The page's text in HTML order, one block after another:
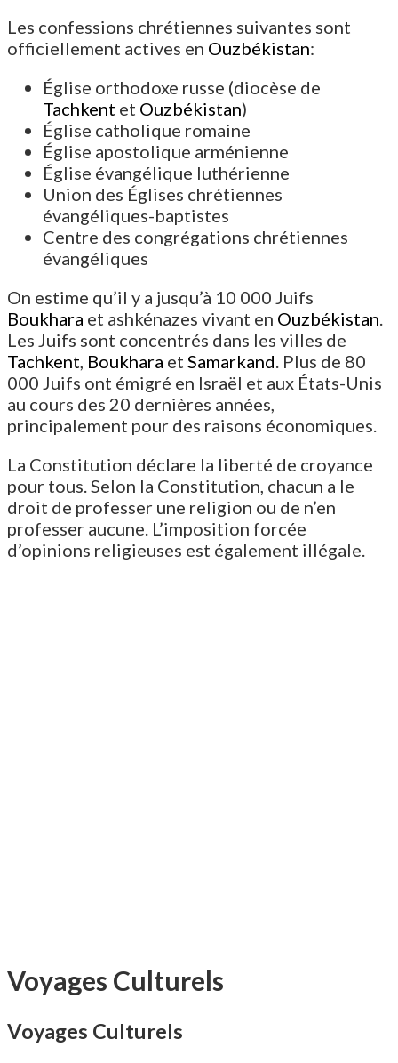
Les confessions chrétiennes suivantes sont
officiellement actives en Ouzbékistan:
Église orthodoxe russe (diocèse de
Tachkent et Ouzbékistan)
Église catholique romaine
Église apostolique arménienne
Église évangélique luthérienne
Union des Églises chrétiennes
évangéliques-baptistes
Centre des congrégations chrétiennes
évangéliques
On estime qu’il y a jusqu’à 10 000 Juifs
Boukhara et ashkénazes vivant en Ouzbékistan.
Les Juifs sont concentrés dans les villes de
Tachkent, Boukhara et Samarkand. Plus de 80
000 Juifs ont émigré en Israël et aux États-Unis
au cours des 20 dernières années,
principalement pour des raisons économiques.
La Constitution déclare la liberté de croyance
pour tous. Selon la Constitution, chacun a le
droit de professer une religion ou de n’en
professer aucune. L’imposition forcée
d’opinions religieuses est également illégale.
Voyages Culturels
Voyages Culturels